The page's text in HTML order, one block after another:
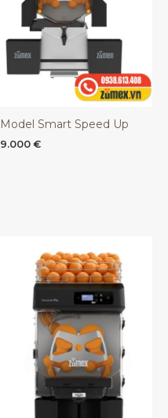
Model Smart Speed Up
9.000 €